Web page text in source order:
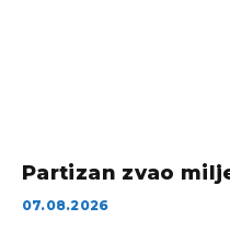
Partizan zvao
07.08.2026